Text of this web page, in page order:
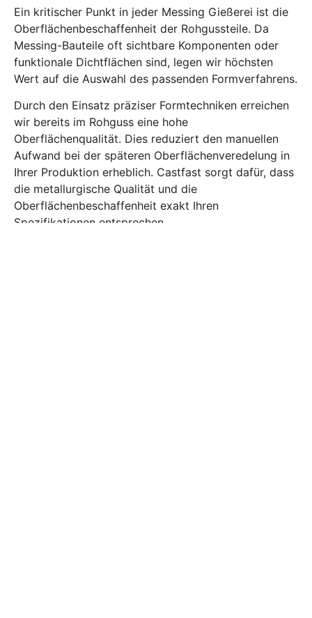
Ein kritischer Punkt in jeder Messing Gießerei ist die
Oberflächenbeschaffenheit der Rohgussteile. Da
Messing-Bauteile oft sichtbare Komponenten oder
funktionale Dichtflächen sind, legen wir höchsten
Wert auf die Auswahl des passenden Formverfahrens.
Durch den Einsatz präziser Formtechniken erreichen
wir bereits im Rohguss eine hohe
Oberflächenqualität. Dies reduziert den manuellen
Aufwand bei der späteren Oberflächenveredelung in
Ihrer Produktion erheblich. Castfast sorgt dafür, dass
die metallurgische Qualität und die
Oberflächenbeschaffenheit exakt Ihren
Spezifikationen entsprechen.